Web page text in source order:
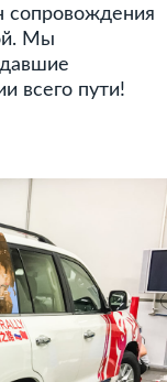
сопровождения
Мы
всего пути!